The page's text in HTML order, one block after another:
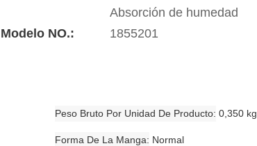
Absorción de humedad
Modelo NO.:
1855201
Peso Bruto Por Unidad De Producto 0,350 kg
Forma De La Manga Normal